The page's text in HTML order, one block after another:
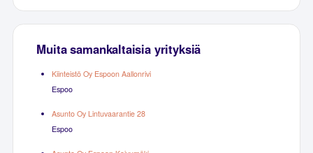
Muita samankaltaisia yrityksiä
Kiinteistö Oy Espoon Aallonrivi
Espoo
Asunto Oy Lintuvaarantie 28
Espoo